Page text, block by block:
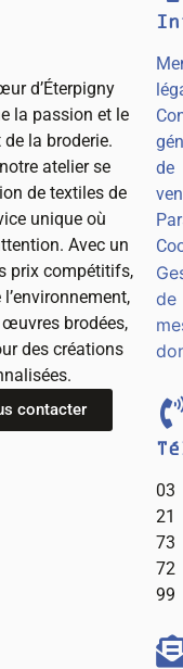
d’Éterpigny
la passion et le
la broderie.
atelier se
de textiles de
unique où
Avec un
prix compétitifs,
brodées,
des créations
contacter
de
de
03
21
73
72
99